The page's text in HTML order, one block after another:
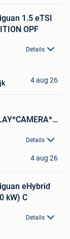
1.5 eTSI
OPF
Details
4 aug 26
Details
4 aug 26
eHybrid
kW) C
Details